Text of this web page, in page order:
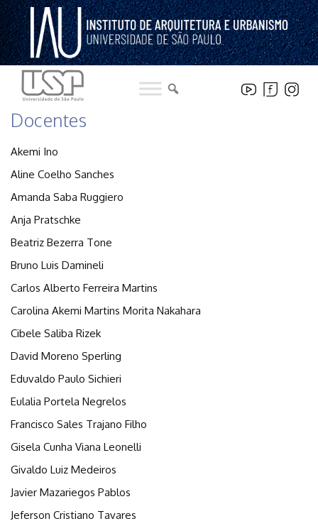
Pular
para
o
conteúdo
Docentes
Akemi Ino
Aline Coelho Sanches
Amanda Saba Ruggiero
Anja Pratschke
Beatriz Bezerra Tone
Bruno Luis Damineli
Carlos Alberto Ferreira Martins
Carolina Akemi Martins Morita Nakahara
Cibele Saliba Rizek
David Moreno Sperling
Eduvaldo Paulo Sichieri
Eulalia Portela Negrelos
Francisco Sales Trajano Filho
Gisela Cunha Viana Leonelli
Givaldo Luiz Medeiros
Javier Mazariegos Pablos
Jeferson Cristiano Tavares